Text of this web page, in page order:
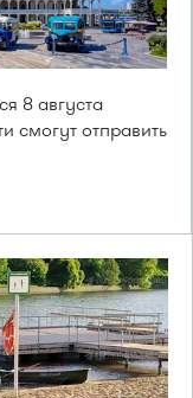
8 августа
смогут отправить